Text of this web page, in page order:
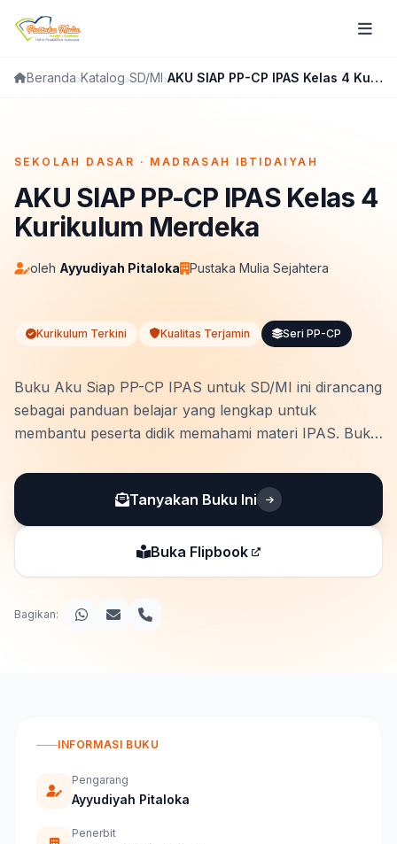
Beranda Katalog SD/MI AKU SIAP PP-CP IPAS Kelas 4 Kurikulum Merdeka
SEKOLAH DASAR · MADRASAH IBTIDAIYAH
AKU SIAP PP-CP IPAS Kelas 4
Kurikulum Merdeka
oleh Ayyudiyah Pitaloka Pustaka Mulia Sejahtera
Kurikulum Terkini Kualitas Terjamin Seri PP-CP
Buku Aku Siap PP-CP IPAS untuk SD/MI ini dirancang
sebagai panduan belajar yang lengkap untuk
membantu peserta didik memahami materi IPAS. Buku
fokus pada capaian pembelajaran (CP) yang relevan
untuk mendukung persiapan peserta didik …
Tanyakan Buku Ini
Buka Flipbook
Bagikan:
INFORMASI BUKU
Pengarang
Ayyudiyah Pitaloka
Penerbit